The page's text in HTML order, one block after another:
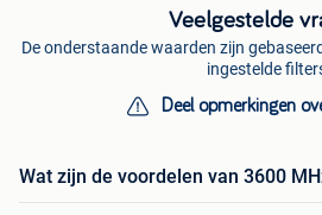
Veelgestelde
De onderstaande waarden zijn
ingestelde
Deel opmerkingen
Wat zijn de voordelen van 3600